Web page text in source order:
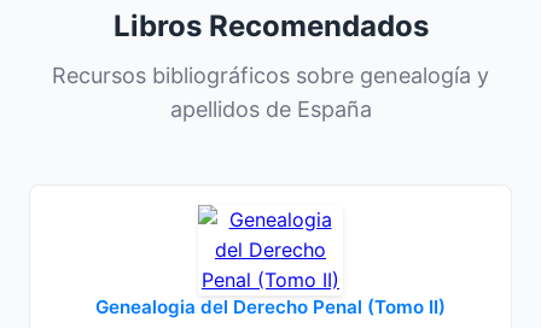
Libros Recomendados
Recursos bibliográficos sobre genealogía y
apellidos de España
Genealogia del Derecho Penal (Tomo II)